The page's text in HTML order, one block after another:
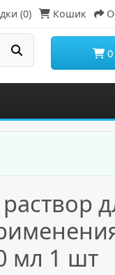
(0) Кошик
0
мл 1 шт